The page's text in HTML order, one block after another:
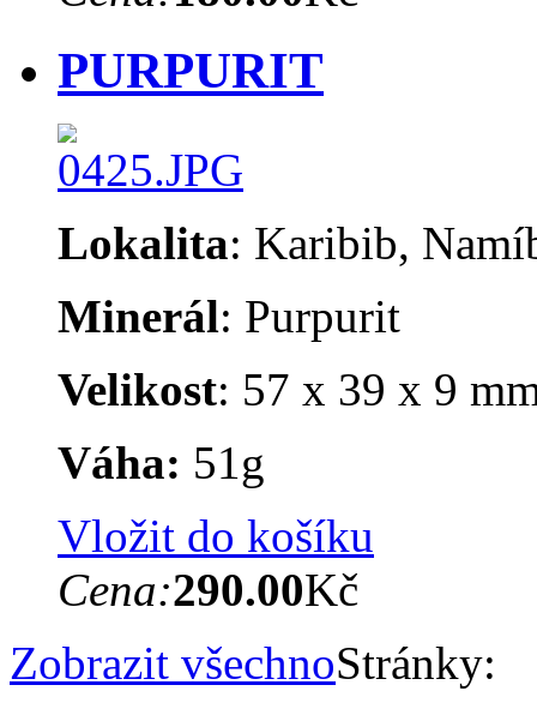
PURPURIT
Lokalita: Karibib,
Minerál: Purpurit
Velikost: 57 x 39 x 9
Váha: 51g
Vložit do košíku
Cena:290.00Kč
Zobrazit všechnoStránky: